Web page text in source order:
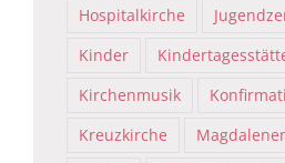
Hospitalkirche
Kinder
Kirchenmusik
Kreuzkirche